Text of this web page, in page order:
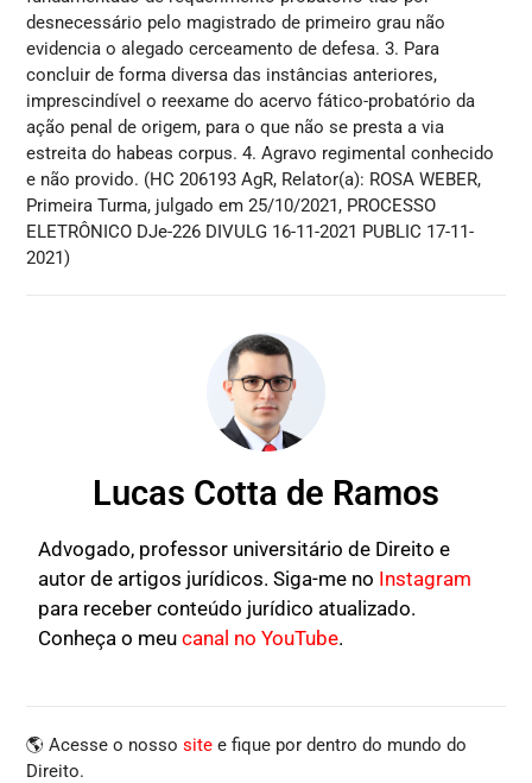
desnecessário pelo magistrado de primeiro grau não
evidencia o alegado cerceamento de defesa. 3. Para
concluir de forma diversa das instâncias anteriores,
imprescindível o reexame do acervo fático-probatório da
ação penal de origem, para o que não se presta a via
estreita do habeas corpus. 4. Agravo regimental conhecido
e não provido. (HC 206193 AgR, Relator(a): ROSA WEBER,
Primeira Turma, julgado em 25/10/2021, PROCESSO
ELETRÔNICO DJe-226 DIVULG 16-11-2021 PUBLIC 17-11-
2021)
Lucas Cotta de Ramos
Advogado, professor universitário de Direito e
autor de artigos jurídicos. Siga-me no Instagram
para receber conteúdo jurídico atualizado.
Conheça o meucanal no YouTube.
🌎 Acesse o nossosite e fique por dentro do mundo do
Direito.